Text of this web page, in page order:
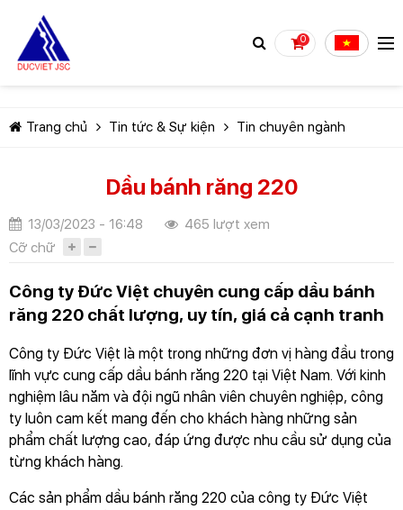
0
TIẾP TỤC MUA HÀNG
Trang chủ Tin tức & Sự kiện Tin chuyên ngành
Dầu bánh răng 220
13/03/2023 - 16:48
465 lượt xem
Cỡ chữ
Công ty Đức Việt chuyên cung cấp dầu bánh
răng 220 chất lượng, uy tín, giá cả cạnh tranh
Công ty Đức Việt là một trong những đơn vị hàng đầu trong
lĩnh vực cung cấp dầu bánh răng 220 tại Việt Nam. Với kinh
nghiệm lâu năm và đội ngũ nhân viên chuyên nghiệp, công
ty luôn cam kết mang đến cho khách hàng những sản
phẩm chất lượng cao, đáp ứng được nhu cầu sử dụng của
từng khách hàng.
Các sản phẩm dầu bánh răng 220 của công ty Đức Việt